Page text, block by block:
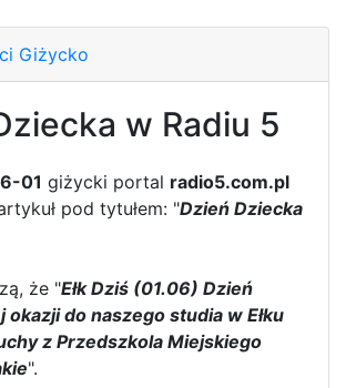
Giżycko
w Radiu 5
01 giżycki portal radio5.com.pl
pod tytułem: "Dzień Dziecka
że "Ełk Dziś (01.06) Dzień
okazji do naszego studia w Ełku
z Przedszkola Miejskiego
".